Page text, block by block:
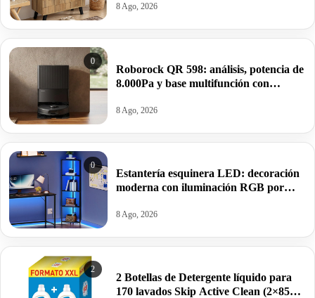
8 Ago, 2026
0
Roborock QR 598: análisis, potencia de
8.000Pa y base multifunción con
antes 599€.
8 Ago, 2026
0
Estantería esquinera LED: decoración
moderna con iluminación RGB por
8 Ago, 2026
2
2 Botellas de Detergente líquido para
170 lavados Skip Active Clean (2×85